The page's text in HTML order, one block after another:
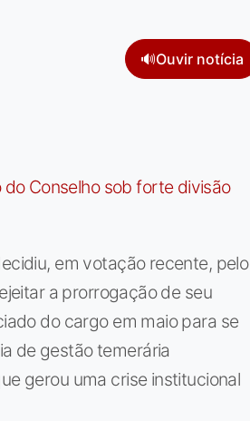
🔊Ouvir notícia
em votação recente, pelo
a prorrogação de seu
do cargo em maio para se
de gestão temerária
gerou uma crise institucional